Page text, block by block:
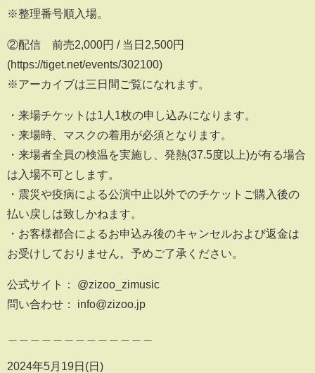
※整理番号順入場。
②配信 前売2,000円 / 当日2,500円
(https://tiget.net/events/302100)
※アーカイブは三日間ご覧になれます。
・来場チケットは1人1枚の申し込みになります。
・来場時、マスクの着用が必須となります。
・来場者全員の検温を実施し、発熱(37.5度以上)が有る場合
は入場不可とします。
・震災や疫病による公演中止以外でのチケットご購入後の
払い戻しは致しかねます。
・お客様都合によるお申込み後のキャンセルおよび返金は
お受けしておりません。予めご了承ください。
公式サイト： @zizoo_zimusic
問い合わせ： info@zizoo.jp
2024年5月19日(日)